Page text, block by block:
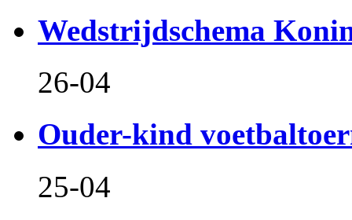
Wedstrijdschema
26-04
Ouder-kind
25-04